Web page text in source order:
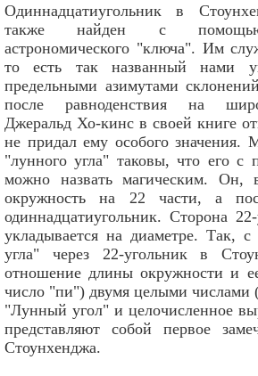
Одиннадцатиугольник в
также найден с помощью
астрономического "ключа". Им
то есть так названный нами
предельными азимутами
после равноденствия на
Джеральд Хо-кинс в своей книге
не придал ему особого значения.
"лунного угла" таковы, что его с
можно назвать магическим. Он,
окружность на 22 части, а
одиннадцатиугольник. Сторона
укладывается на диаметре. Так,
угла" через 22-угольник в
отношение длины окружности и
число "пи") двумя целыми числами
"Лунный угол" и целочисленное
представляют собой первое
Стоунхенджа.